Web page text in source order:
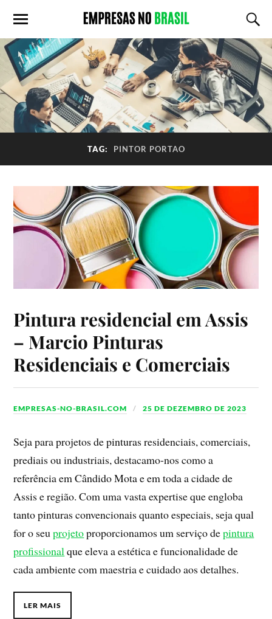
TAG: PINTOR PORTAO
Pintura residencial em Assis
– Marcio Pinturas
Residenciais e Comerciais
EMPRESAS-NO-BRASIL.COM 25 DE DEZEMBRO DE 2023
Seja para projetos de pinturas residenciais, comerciais,
prediais ou industriais, destacamo-nos como a
referência em Cândido Mota e em toda a cidade de
Assis e região. Com uma vasta expertise que engloba
tanto pinturas convencionais quanto especiais, seja qual
for o seuprojetoproporcionamos um serviço depintura
profissionalque eleva a estética e funcionalidade de
cada ambiente com maestria e cuidado aos detalhes.
LER MAIS